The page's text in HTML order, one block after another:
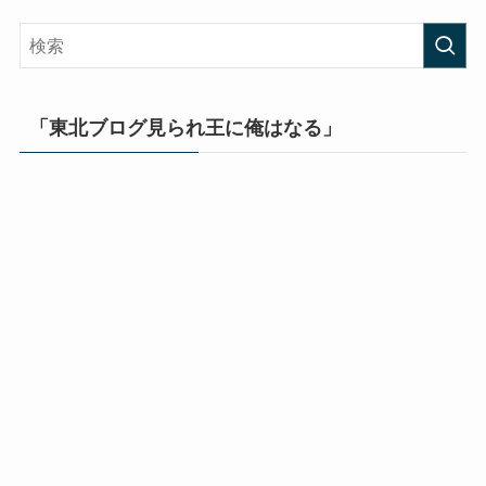
「東北ブログ見られ王に俺はなる」